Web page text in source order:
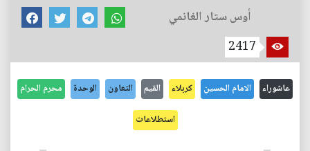
أوس ستار الغانمي
2417
عاشوراء الامام الحسين كربلاء القيم التعاون الوحدة محرم الحرام
استطلاعات